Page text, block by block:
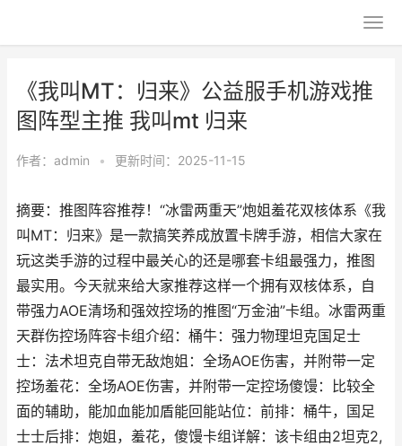
《我叫MT：归来》公益服手机游戏推
图阵型主推 我叫mt 归来
作者： admin • 更新时间：2025-11-15
摘要：推图阵容推荐！“冰雷两重天”炮姐羞花双核体系《我
叫MT：归来》是一款搞笑养成放置卡牌手游，相信大家在
玩这类手游的过程中最关心的还是哪套卡组最强力，推图
最实用。今天就来给大家推荐这样一个拥有双核体系，自
带强力AOE清场和强效控场的推图“万金油”卡组。冰雷两重
天群伤控场阵容卡组介绍：桶牛：强力物理坦克国足士
士：法术坦克自带无敌炮姐：全场AOE伤害，并附带一定
控场羞花：全场AOE伤害，并附带一定控场傻馒：比较全
面的辅助，能加血能加盾能回能站位：前排：桶牛，国足
士士后排：炮姐，羞花，傻馒卡组详解：该卡组由2坦克2,